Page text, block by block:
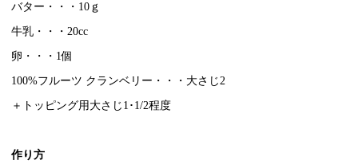
バター・・・10ｇ
牛乳・・・20cc
卵・・・1個
100%フルーツ クランベリー・・・大さじ2
＋トッピング用大さじ1･1/2程度
作り方